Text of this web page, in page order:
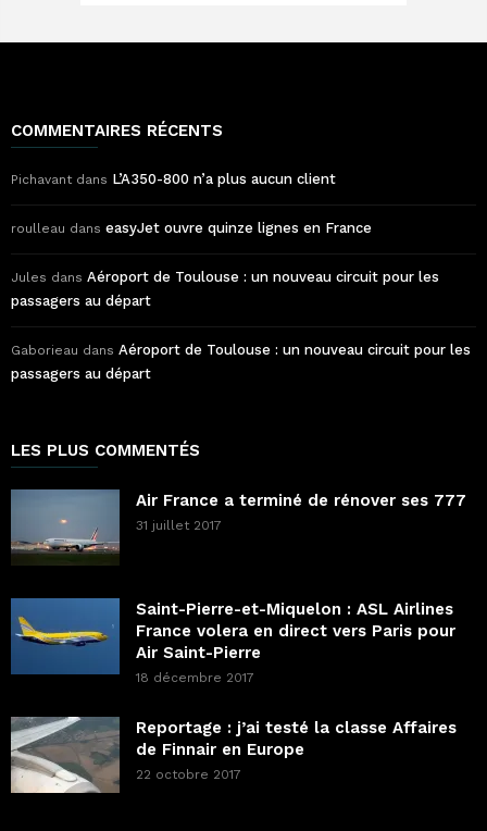
COMMENTAIRES RÉCENTS
Pichavant dans L’A350-800 n’a plus aucun client
roulleau dans easyJet ouvre quinze lignes en France
Jules dans Aéroport de Toulouse : un nouveau circuit pour les
passagers au départ
Gaborieau dans Aéroport de Toulouse : un nouveau circuit pour les
passagers au départ
LES PLUS COMMENTÉS
Air France a terminé de rénover ses 777
31 juillet 2017
Saint-Pierre-et-Miquelon : ASL Airlines
France volera en direct vers Paris pour
Air Saint-Pierre
18 décembre 2017
Reportage : j’ai testé la classe Affaires
de Finnair en Europe
22 octobre 2017